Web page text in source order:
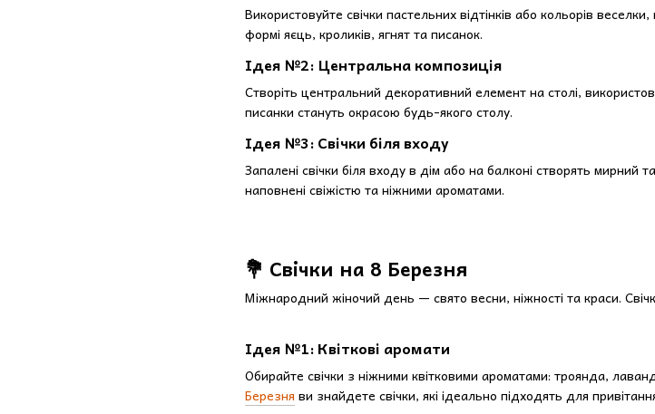
Використовуйте свічки пастельних відтінків або кольорів
формі яєць, кроликів, ягнят та писанок.
Ідея №2: Центральна композиція
Створіть центральний декоративний елемент на столі,
писанки стануть окрасою будь-якого столу.
Ідея №3: Свічки біля входу
Запалені свічки біля входу в дім або на балконі створять мирний
наповнені свіжістю та ніжними ароматами.
💐 Свічки на 8 Березня
Міжнародний жіночий день — свято весни, ніжності та краси.
Ідея №1: Квіткові аромати
Обирайте свічки з ніжними квітковими ароматами: троянда,
Березня ви знайдете свічки, які ідеально підходять для